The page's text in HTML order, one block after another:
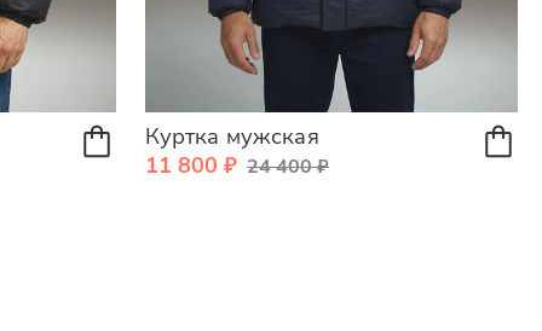
Куртка мужская
11 800 ₽ 24 400 ₽